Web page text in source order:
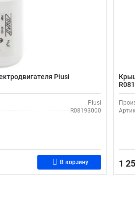
Piusi
Piusi
R08193000
В корзину 1